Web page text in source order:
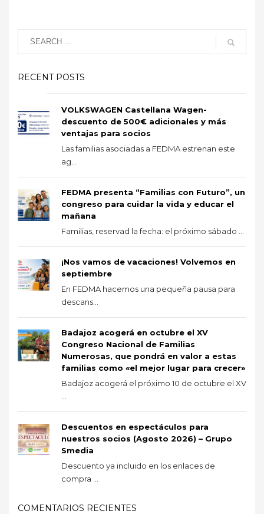
RECENT POSTS
VOLKSWAGEN Castellana Wagen-
descuento de 500€ adicionales y más
ventajas para socios
Las familias asociadas a FEDMA estrenan este
ag...
FEDMA presenta “Familias con Futuro”, un
congreso para cuidar la vida y educar el
mañana
Familias, reservad la fecha: el próximo sábado ...
¡Nos vamos de vacaciones! Volvemos en
septiembre
En FEDMA hacemos una pequeña pausa para
descans...
Badajoz acogerá en octubre el XV
Congreso Nacional de Familias
Numerosas, que pondrá en valor a estas
familias como «el mejor lugar para crecer»
Badajoz acogerá el próximo 10 de octubre el XV
Descuentos en espectáculos para
nuestros socios (Agosto 2026) – Grupo
Smedia
Descuento ya incluido en los enlaces de
compra ...
COMENTARIOS RECIENTES